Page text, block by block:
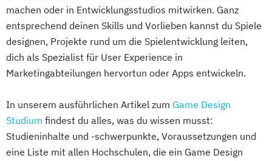
machen oder in Entwicklungsstudios mitwirken. Ganz
entsprechend deinen Skills und Vorlieben kannst du Spiele
designen, Projekte rund um die Spielentwicklung leiten,
dich als Spezialist für User Experience in
Marketingabteilungen hervortun oder Apps entwickeln.
In unserem ausführlichen Artikel zum Game Design
Studium findest du alles, was du wissen musst:
Studieninhalte und -schwerpunkte, Voraussetzungen und
eine Liste mit allen Hochschulen, die ein Game Design